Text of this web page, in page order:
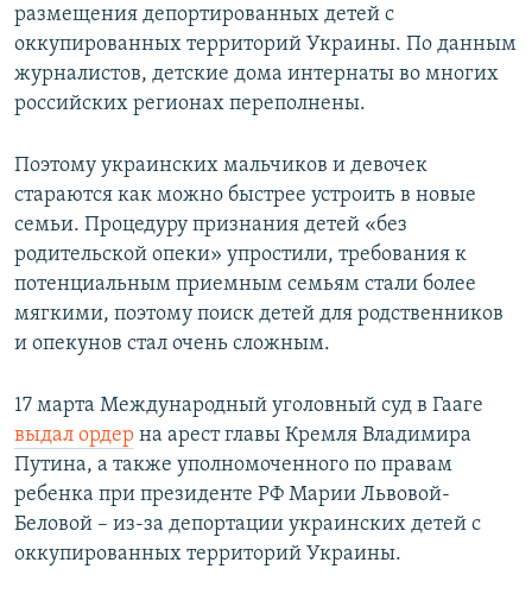
размещения депортированных детей с
оккупированных территорий Украины. По данным
журналистов, детские дома интернаты во многих
российских регионах переполнены.
Поэтому украинских мальчиков и девочек
стараются как можно быстрее устроить в новые
семьи. Процедуру признания детей «без
родительской опеки» упростили, требования к
потенциальным приемным семьям стали более
мягкими, поэтому поиск детей для родственников
и опекунов стал очень сложным.
17 марта Международный уголовный суд в Гааге
выдал ордер на арест главы Кремля Владимира
Путина, а также уполномоченного по правам
ребенка при президенте РФ Марии Львовой-
Беловой – из-за депортации украинских детей с
оккупированных территорий Украины.